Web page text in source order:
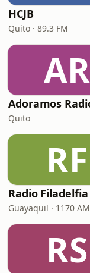
HCJB
Quito · 89.3 FM
AR
Quito
RF
Radio Filadelfia
Guayaquil · 1170 AM
RS